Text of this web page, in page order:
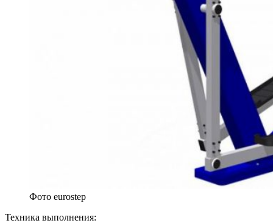
Фото eurostep
Техника выполнения: